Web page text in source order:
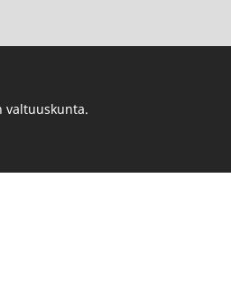
valtuuskunta.